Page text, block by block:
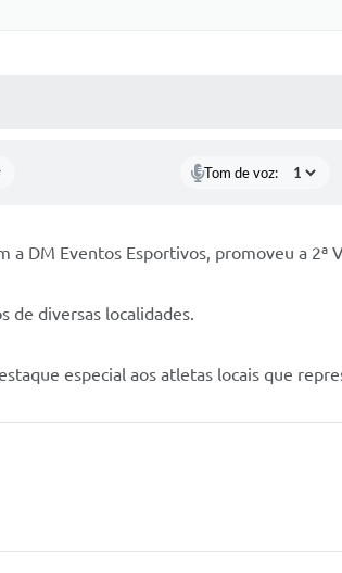
Tom de voz:
DM Eventos Esportivos, promoveu a 2ª
de diversas localidades.
especial aos atletas locais que